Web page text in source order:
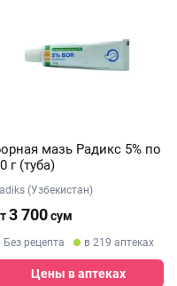
мазь Радикс 5% по
г (туба)
(Узбекистан)
3 700сум
Без рецепта в 219 аптеках
Цены в аптеках